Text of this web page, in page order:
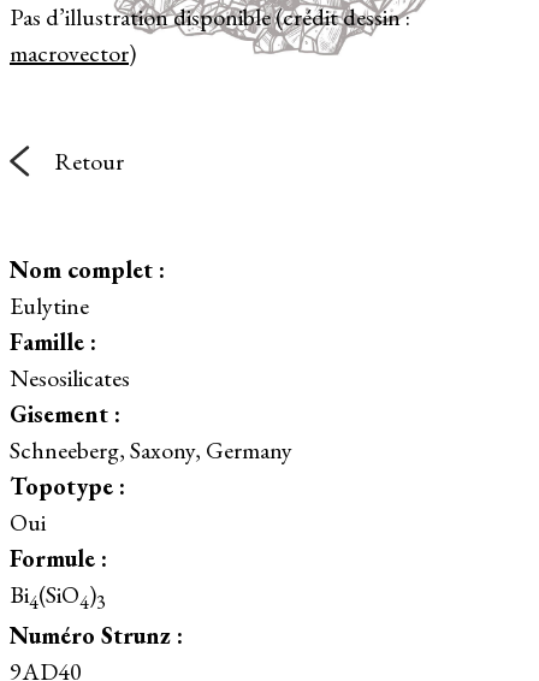
Pas d’illustration disponible (crédit dessin :
macrovector)
Retour
Nom complet :
Eulytine
Famille :
Nesosilicates
Gisement :
Schneeberg, Saxony, Germany
Topotype :
Oui
Formule :
Bi4(SiO4)3
Numéro Strunz :
9AD40